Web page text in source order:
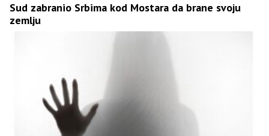
Sud zabranio Srbima kod Mostara da brane svoju
zemlju